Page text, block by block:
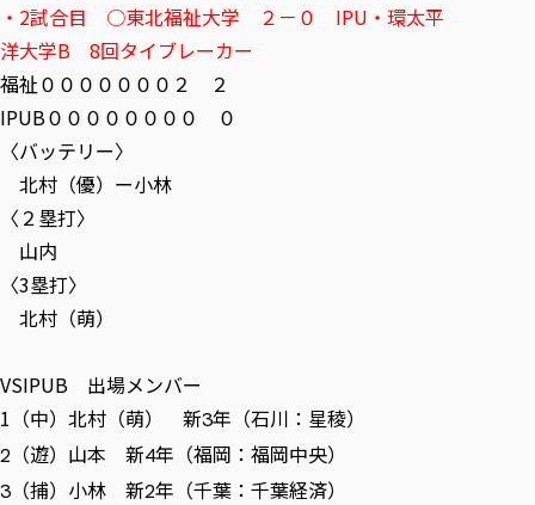
・2試合目 ○東北福祉大学 ２－０ IPU・環太平
洋大学B 8回タイブレーカー
福祉０００００００２ ２
IPUB００００００００ ０
〈バッテリー〉
北村（優）ー小林
〈２塁打〉
山内
〈3塁打〉
北村（萌）
VSIPUB 出場メンバー
1（中）北村（萌） 新3年（石川：星稜）
2 （遊）山本 新4年（福岡：福岡中央）
3 （捕）小林 新2年（千葉：千葉経済）